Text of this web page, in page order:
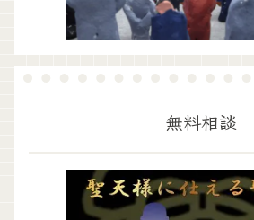
無料相談